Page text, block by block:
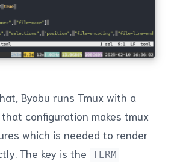
Byobu runs Tmux with a
configuration makes tmux
which is needed to render
The key is the TERM